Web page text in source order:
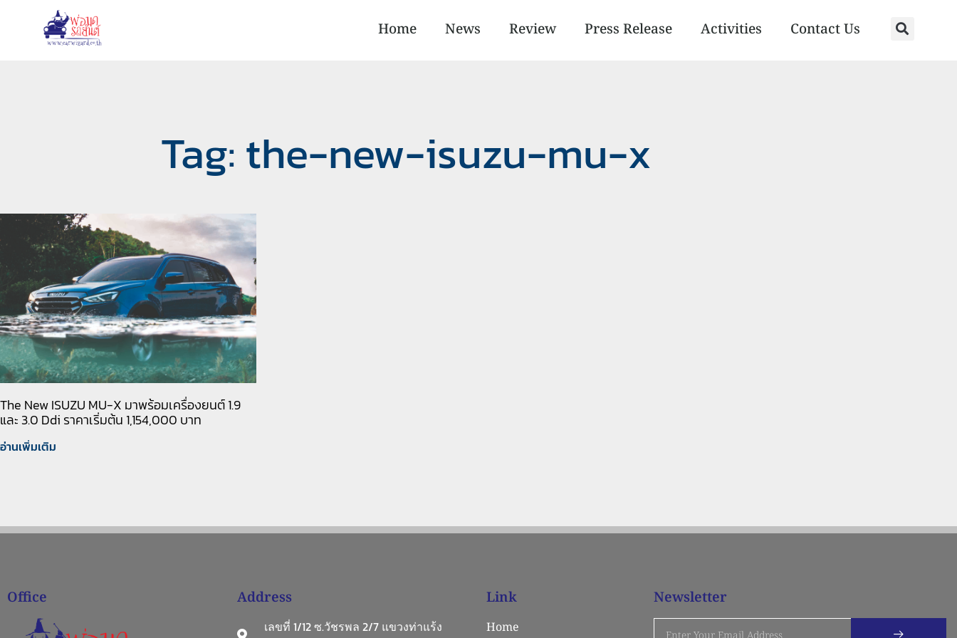
Home News Review Press Release Activities Contact Us
Tag: the-new-isuzu-mu-x
The New ISUZU MU-X มาพร้อมเครื่องยนต์ 1.9
และ 3.0 Ddi ราคาเริ่มต้น 1,154,000 บาท
อ่านเพิ่มเติม
Office Address
เลขที่ 1/12 ซ.วัชรพล 2/7 แขวงท่าแร้ง
Link
Home
Newsletter